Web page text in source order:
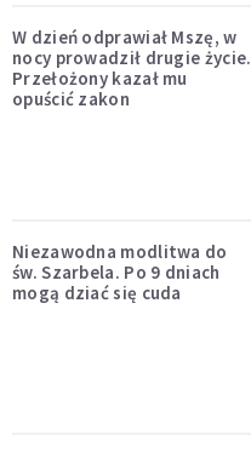
W dzień odprawiał Mszę, w
nocy prowadził drugie życie.
Przełożony kazał mu
opuścić zakon
Niezawodna modlitwa do
św. Szarbela. Po 9 dniach
mogą dziać się cuda